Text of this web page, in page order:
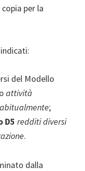
per la
del Modello
attività
;
D5 redditi diversi
.
dalla